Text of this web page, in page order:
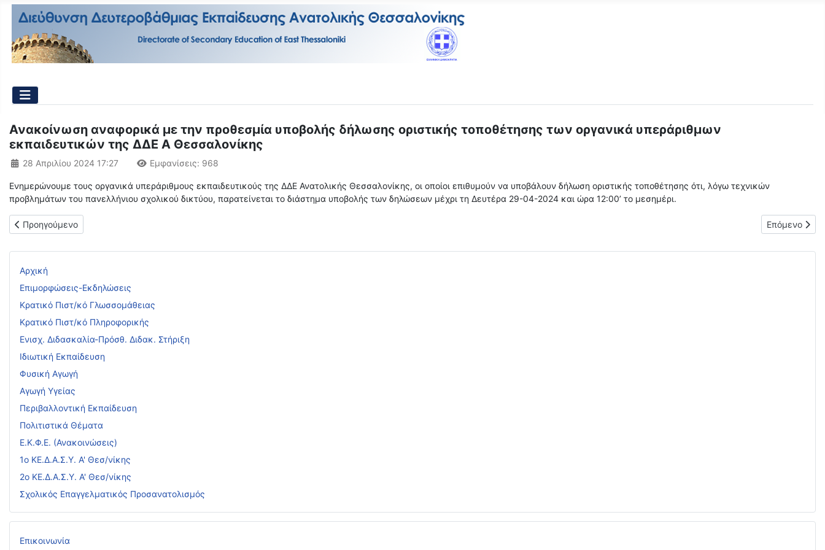
Αρχική
Επιμορφώσεις-Εκδηλώσεις
Κρατικό Πιστ/κό Γλωσσομάθειας
Κρατικό Πιστ/κό Πληροφορικής
Ενισχ. Διδασκαλία-Πρόσθ. Διδακ. Στήριξη
Ιδιωτική Εκπαίδευση
Φυσική Αγωγή
Αγωγή Υγείας
Περιβαλλοντική Εκπαίδευση
Πολιτιστικά Θέματα
Ε.Κ.Φ.Ε. (Ανακοινώσεις)
1ο ΚΕ.Δ.Α.Σ.Υ. Α' Θεσ/νίκης
2ο ΚΕ.Δ.Α.Σ.Υ. Α' Θεσ/νίκης
Σχολικός Επαγγελματικός Προσανατολισμός
Επικοινωνία
Ανακοίνωση αναφορικά με την προθεσμία υποβολής δήλωσης οριστικής τοποθέτησης των οργανικά υπεράριθμων
εκπαιδευτικών της ΔΔΕ Α Θεσσαλονίκης
Λεπτομέρειες
28 Απριλίου 2024 17:27 Εμφανίσεις: 968
Ενημερώνουμε τους οργανικά υπεράριθμους εκπαιδευτικούς της ΔΔΕ Ανατολικής Θεσσαλονίκης, οι οποίοι επιθυμούν να υποβάλουν δήλωση οριστικής τοποθέτησης ότι, λόγω τεχνικών
προβλημάτων του πανελλήνιου σχολικού δικτύου, παρατείνεται το διάστημα υποβολής των δηλώσεων μέχρι τη Δευτέρα 29-04-2024 και ώρα 12:00’ το μεσημέρι.
Προηγούμενο άρθρο: ΠΙΝΑΚΑΣ ΠΡΟΣΩΡΙΝΩΝ ΤΟΠΟΘΕΤΗΣΕΩΝ ΟΡΓΑΝΙΚΑ ΥΠΕΡΑΡΙΘΜΩΝ ΕΚΠΑΙΔΕΥΤΙΚΩΝ ΓΕΝΙΚΗΣ-ΕΠΑΓΓΕΛΜΑΤΙΚΗΣ ΕΚΠΑΙΔΕΥΣΗΣ
Προηγούμενο Επόμενο
Επόμενο